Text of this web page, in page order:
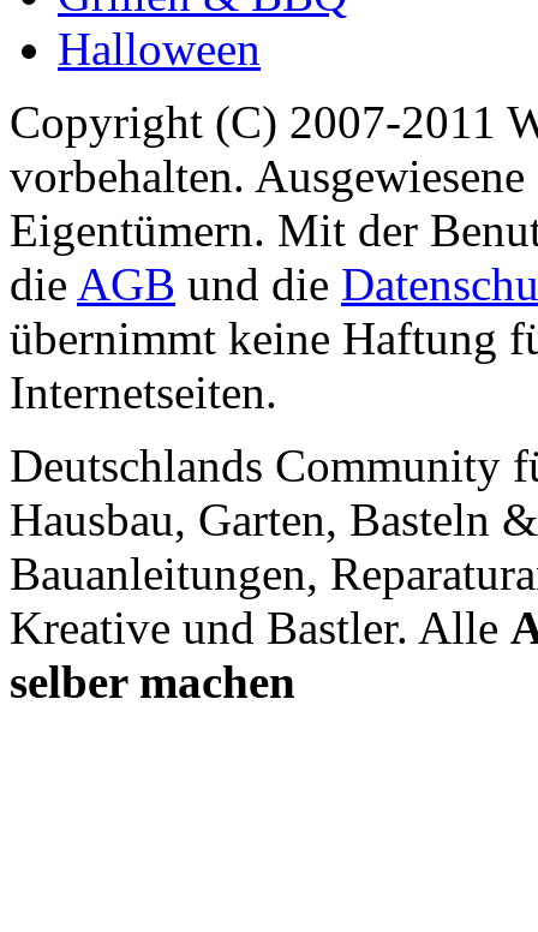
Halloween
Copyright (C) 2007-2011
vorbehalten.
Eigentümern. Mit der
die AGB und die
übernimmt keine Haftung
Internetseiten.
Deutschlands Community
Hausbau, Garten, Basteln
Bauanleitungen,
Kreative und Bastler. Alle
selber machen